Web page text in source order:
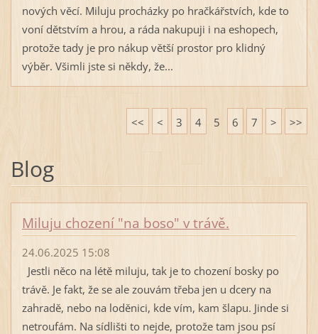
nových věcí. Miluju procházky po hračkářstvích, kde to
voní dětstvím a hrou, a ráda nakupuji i na eshopech,
protože tady je pro nákup větší prostor pro klidný
výběr. Všimli jste si někdy, že...
<< < 3 4 5 6 7 > >>
Blog
Miluju chození "na boso" v trávě.
24.06.2025 15:08
Jestli něco na létě miluju, tak je to chození bosky po
trávě. Je fakt, že se ale zouvám třeba jen u dcery na
zahradě, nebo na loděnici, kde vím, kam šlapu. Jinde si
netroufám. Na sídlišti to nejde, protože tam jsou psí